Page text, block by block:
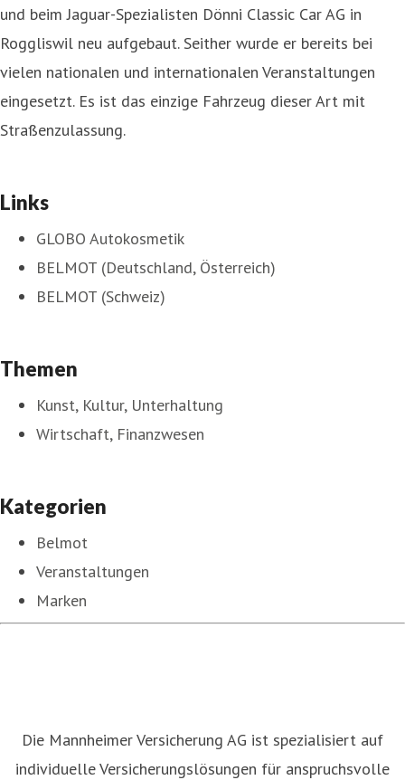
und beim Jaguar-Spezialisten Dönni Classic Car AG in
Roggliswil neu aufgebaut. Seither wurde er bereits bei
vielen nationalen und internationalen Veranstaltungen
eingesetzt. Es ist das einzige Fahrzeug dieser Art mit
Straßenzulassung.
Links
GLOBO Autokosmetik
BELMOT (Deutschland, Österreich)
BELMOT (Schweiz)
Themen
Kunst, Kultur, Unterhaltung
Wirtschaft, Finanzwesen
Kategorien
Belmot
Veranstaltungen
Marken
Die Mannheimer Versicherung AG ist spezialisiert auf
individuelle Versicherungslösungen für anspruchsvolle